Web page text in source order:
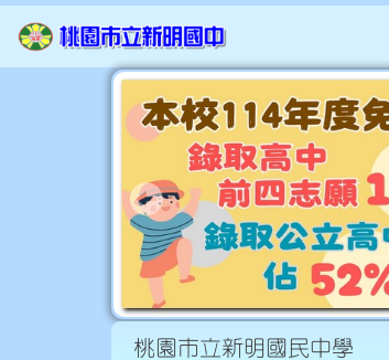
桃園市立新明國民中學